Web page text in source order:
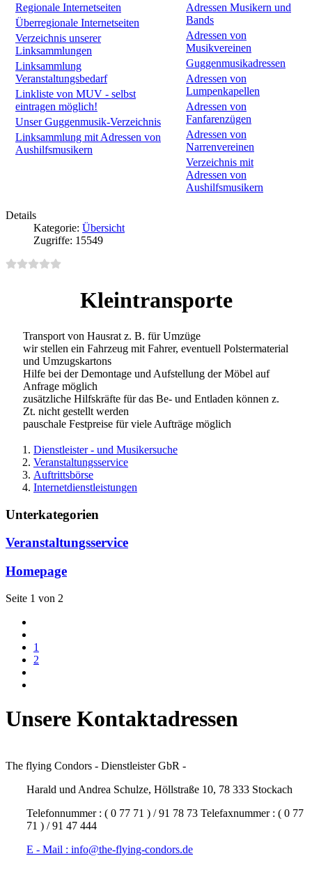
Regionale Internetseiten
Überregionale Internetseiten
Verzeichnis unserer
Linksammlungen
Linksammlung
Veranstaltungsbedarf
Linkliste von MUV - selbst
eintragen möglich!
Unser Guggenmusik-Verzeichnis
Linksammlung mit Adressen von
Aushilfsmusikern
Adressen Musikern und
Bands
Adressen von
Musikvereinen
Guggenmusikadressen
Adressen von
Lumpenkapellen
Adressen von
Fanfarenzügen
Adressen von
Narrenvereinen
Verzeichnis mit
Adressen von
Aushilfsmusikern
Details
Kategorie: Übersicht
Zugriffe: 15549
Kleintransporte
Transport von Hausrat z. B. für Umzüge
wir stellen ein Fahrzeug mit Fahrer, eventuell Polstermaterial
und Umzugskartons
Hilfe bei der Demontage und Aufstellung der Möbel auf
Anfrage möglich
zusätzliche Hilfskräfte für das Be- und Entladen können z.
Zt. nicht gestellt werden
pauschale Festpreise für viele Aufträge möglich
Dienstleister - und Musikersuche
Veranstaltungsservice
Auftrittsbörse
Internetdienstleistungen
Unterkategorien
Veranstaltungsservice
Homepage
Seite 1 von 2
1
2
Unsere Kontaktadressen
The flying Condors - Dienstleister GbR -
Harald und Andrea Schulze, Höllstraße 10, 78 333 Stockach
Telefonnummer : ( 0 77 71 ) / 91 78 73 Telefaxnummer : ( 0 77
71 ) / 91 47 444
E - Mail : info@the-flying-condors.de